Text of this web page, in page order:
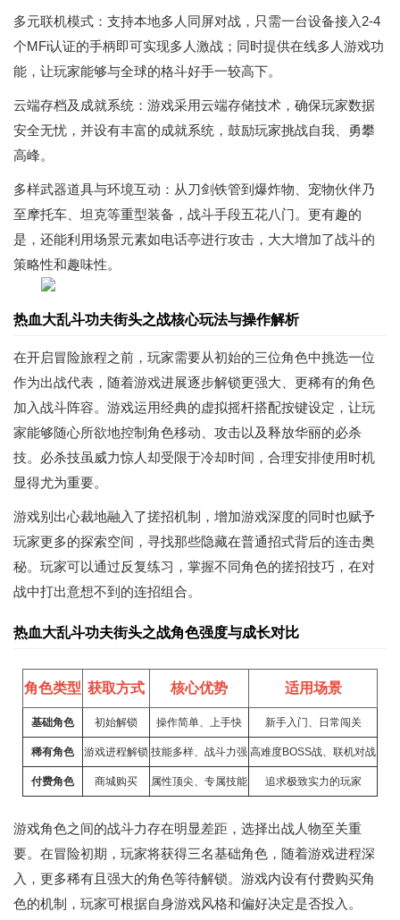
多元联机模式：支持本地多人同屏对战，只需一台设备接入2-4
个MFi认证的手柄即可实现多人激战；同时提供在线多人游戏功
能，让玩家能够与全球的格斗好手一较高下。
云端存档及成就系统：游戏采用云端存储技术，确保玩家数据
安全无忧，并设有丰富的成就系统，鼓励玩家挑战自我、勇攀
高峰。
多样武器道具与环境互动：从刀剑铁管到爆炸物、宠物伙伴乃
至摩托车、坦克等重型装备，战斗手段五花八门。更有趣的
是，还能利用场景元素如电话亭进行攻击，大大增加了战斗的
策略性和趣味性。
热血大乱斗功夫街头之战核心玩法与操作解析
在开启冒险旅程之前，玩家需要从初始的三位角色中挑选一位
作为出战代表，随着游戏进展逐步解锁更强大、更稀有的角色
加入战斗阵容。游戏运用经典的虚拟摇杆搭配按键设定，让玩
家能够随心所欲地控制角色移动、攻击以及释放华丽的必杀
技。必杀技虽威力惊人却受限于冷却时间，合理安排使用时机
显得尤为重要。
游戏别出心裁地融入了搓招机制，增加游戏深度的同时也赋予
玩家更多的探索空间，寻找那些隐藏在普通招式背后的连击奥
秘。玩家可以通过反复练习，掌握不同角色的搓招技巧，在对
战中打出意想不到的连招组合。
热血大乱斗功夫街头之战角色强度与成长对比
角色类型 获取方式 核心优势 适用场景
基础角色 初始解锁 操作简单、上手快 新手入门、日常闯关
稀有角色 游戏进程解锁 技能多样、战斗力强 高难度BOSS战、联机对战
付费角色 商城购买 属性顶尖、专属技能 追求极致实力的玩家
游戏角色之间的战斗力存在明显差距，选择出战人物至关重
要。在冒险初期，玩家将获得三名基础角色，随着游戏进程深
入，更多稀有且强大的角色等待解锁。游戏内设有付费购买角
色的机制，玩家可根据自身游戏风格和偏好决定是否投入。